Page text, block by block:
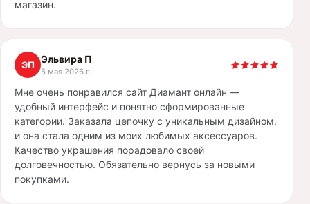
магазин.
ЭП Эльвира П
5 мая 2026 г.
Мне очень понравился сайт Диамант онлайн —
удобный интерфейс и понятно сформированные
категории. Заказала цепочку с уникальным дизайном,
и она стала одним из моих любимых аксессуаров.
Качество украшения порадовало своей
долговечностью. Обязательно вернусь за новыми
покупками.